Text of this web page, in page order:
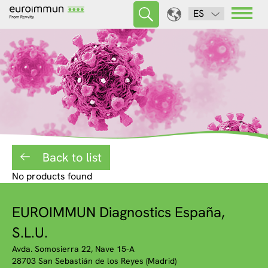
ES
Back to list
No products found
EUROIMMUN Diagnostics España,
S.L.U.
Avda. Somosierra 22, Nave 15-A
28703 San Sebastián de los Reyes (Madrid)